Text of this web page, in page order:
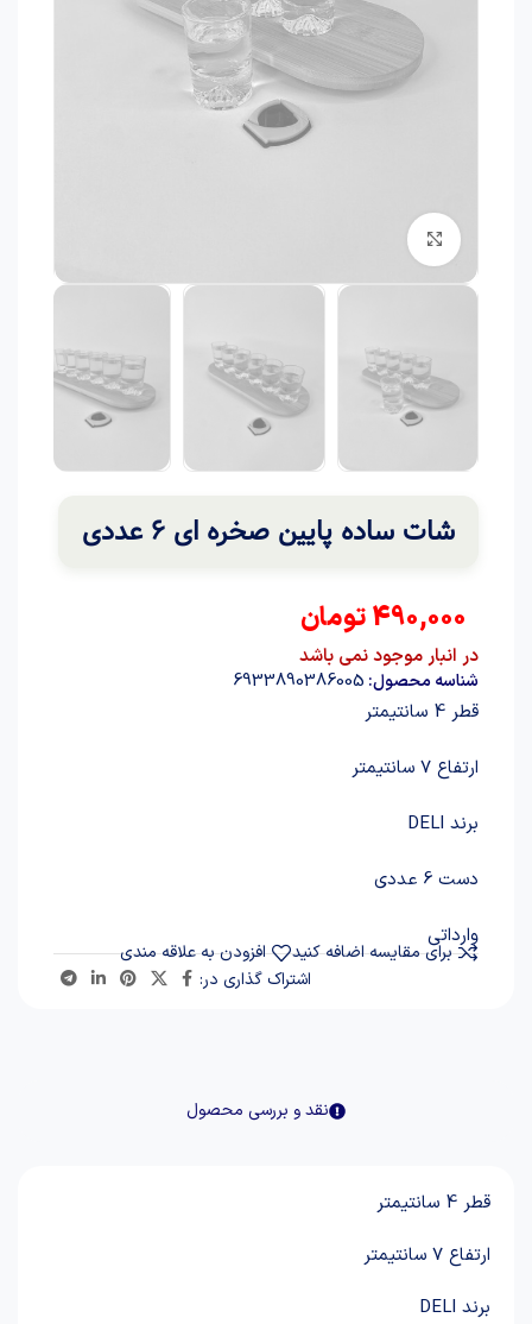
برای بزرگنمایی کلیک کنید
شات ساده پایین صخره ای 6 عددی
490,000تومان
در انبار موجود نمی باشد
شناسه محصول: 6933890386005
قطر 4 سانتیمتر
ارتفاع 7 سانتیمتر
برند DELI
دست 6 عددی
وارداتی
برای مقایسه اضافه کنید
افزودن به علاقه مندی
اشتراک گذاری در:
نقد و بررسی محصول
قطر 4 سانتیمتر
ارتفاع 7 سانتیمتر
برند DELI